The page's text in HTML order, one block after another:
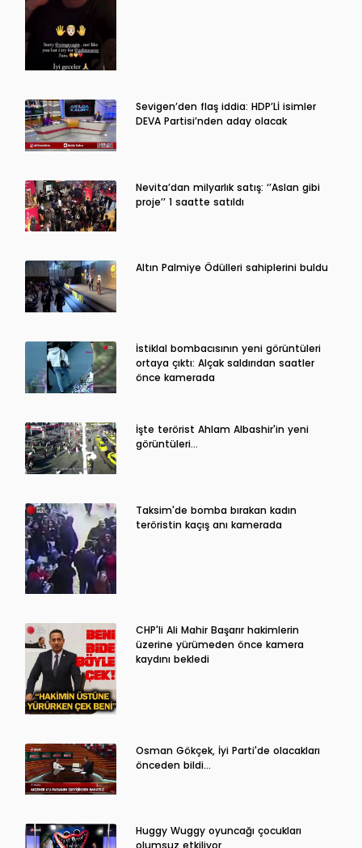
Sevigen’den flaş iddia: HDP’Lİ isimler
DEVA Partisi’nden aday olacak
Nevita’dan milyarlık satış: ‘’Aslan gibi
proje’’ 1 saatte satıldı
Altın Palmiye Ödülleri sahiplerini buldu
İstiklal bombacısının yeni görüntüleri
ortaya çıktı: Alçak saldırıdan saatler
önce kamerada
İşte terörist Ahlam Albashir'in yeni
görüntüleri…
Taksim'de bomba bırakan kadın
teröristin kaçış anı kamerada
CHP'li Ali Mahir Başarır hakimlerin
üzerine yürümeden önce kamera
kaydını bekledi
Osman Gökçek, İyi Parti'de olacakları
önceden bildi...
Huggy Wuggy oyuncağı çocukları